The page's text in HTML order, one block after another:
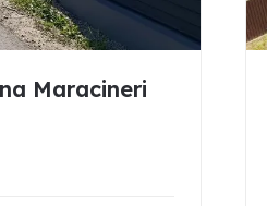
Maracineri